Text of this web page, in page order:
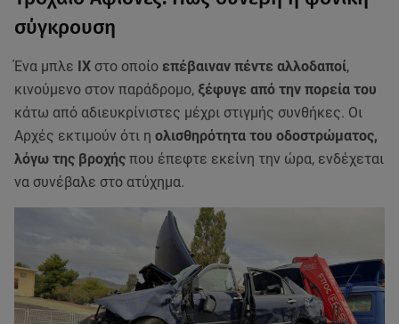
σύγκρουση
Ένα μπλε ΙΧ στο οποίο επέβαιναν πέντε αλλοδαποί,
κινούμενο στον παράδρομο, ξέφυγε από την πορεία του
κάτω από αδιευκρίνιστες μέχρι στιγμής συνθήκες. Οι
Αρχές εκτιμούν ότι η ολισθηρότητα του οδοστρώματος,
λόγω της βροχής που έπεφτε εκείνη την ώρα, ενδέχεται
να συνέβαλε στο ατύχημα.